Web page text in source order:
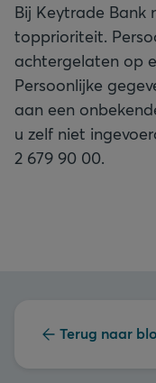
Bij Keytrade Bank
topprioriteit.
achtergelaten op
Persoonlijke
aan een
u zelf niet
2 679 90 00.
Terug naar